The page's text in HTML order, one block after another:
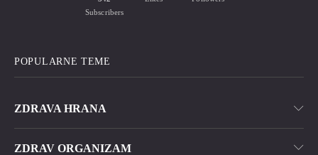
Subscribers
POPULARNE TEME
ZDRAVA HRANA
ZDRAV ORGANIZAM